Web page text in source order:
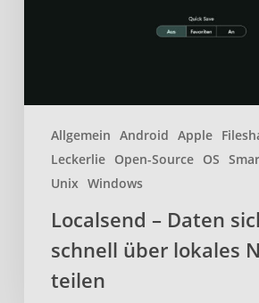
Allgemein Android Apple
Leckerlie Open-Source OS
Unix Windows
Localsend – Daten
schnell über lokales
teilen